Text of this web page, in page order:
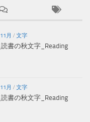
11月 / 文字
書の秋文字_Reading
11月 / 文字
書の秋文字_Reading